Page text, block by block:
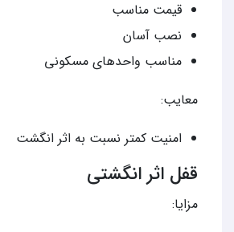
قیمت مناسب
نصب آسان
مناسب واحدهای مسکونی
معایب:
امنیت کمتر نسبت به اثر انگشت
قفل اثر انگشتی
مزایا: